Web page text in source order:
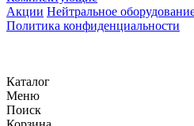
Акции Нейтральное
Политика конфиденциальности
Каталог
Меню
Поиск